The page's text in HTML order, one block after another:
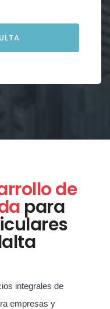
de
para
integrales de
empresas y